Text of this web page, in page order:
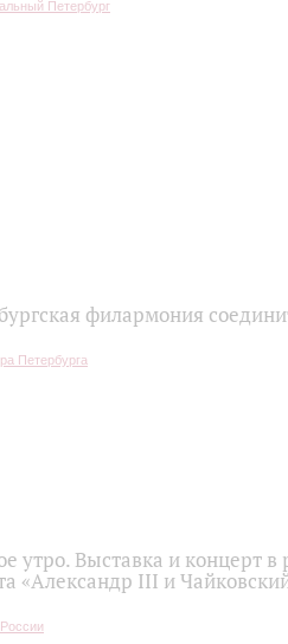
филармония
утро. Выставка и концерт
«Александр III и